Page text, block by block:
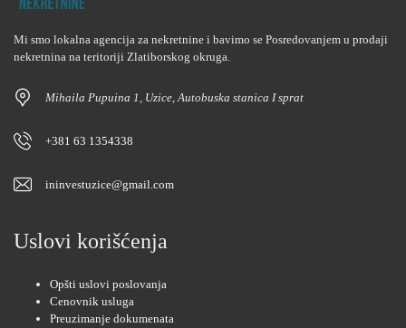
Mi smo lokalna agencija za nekretnine i bavimo se Posredovanjem u prodaji
nekretnina na teritoriji Zlatiborskog okruga.
Mihaila Pupuina 1, Uzice, Autobuska stanica I sprat
+381 63 1354338
ininvestuzice@gmail.com
Uslovi korišćenja
Opšti uslovi poslovanja
Cenovnik usluga
Preuzimanje dokumenata